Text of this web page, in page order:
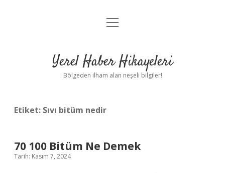
Anasayfa
Yasal Uyarı
menüyü
Yerel Haber Hikayeleri
Bölgeden ilham alan neşeli bilgiler!
Etiket: Sıvı bitüm nedir
70 100 Bitüm Ne Demek
Tarih: Kasım 7, 2024